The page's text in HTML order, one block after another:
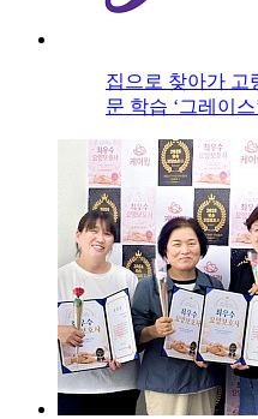
집으로 찾아가
문 학습 ‘그레이스